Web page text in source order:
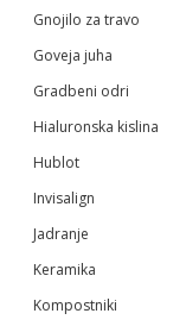
Gnojilo za travo
Goveja juha
Gradbeni odri
Hialuronska kislina
Hublot
Invisalign
Jadranje
Keramika
Kompostniki